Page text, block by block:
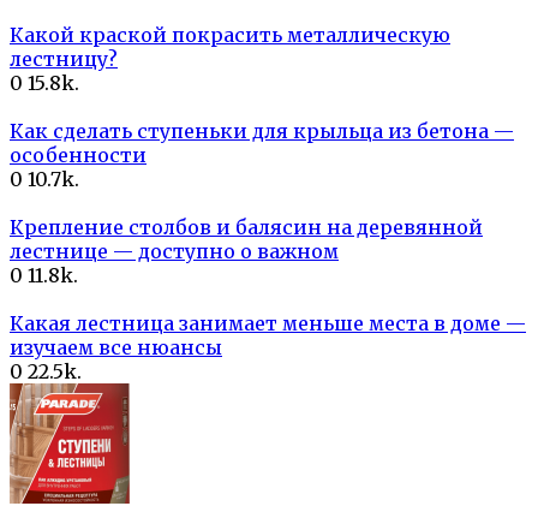
Какой краской покрасить металлическую
лестницу?
0 15.8k.
Как сделать ступеньки для крыльца из бетона —
особенности
0 10.7k.
Крепление столбов и балясин на деревянной
лестнице — доступно о важном
0 11.8k.
Какая лестница занимает меньше места в доме —
изучаем все нюансы
0 22.5k.